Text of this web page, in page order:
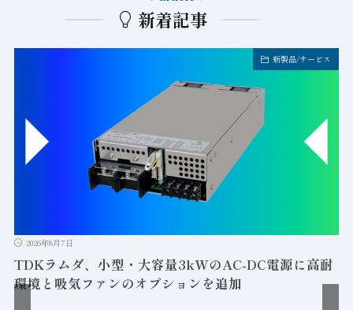
新着記事
新製品/サービス
2026年8月7日
TDKラムダ、小型・大容量3kWのAC-DC電源に高耐
環境と吸気ファンのオプションを追加